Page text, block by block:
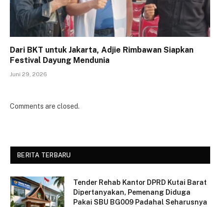
Dari BKT untuk Jakarta, Adjie Rimbawan Siapkan
Festival Dayung Mendunia
Juni 29, 2026
Comments are closed.
BERITA TERBARU
Tender Rehab Kantor DPRD Kutai Barat
Dipertanyakan, Pemenang Diduga
Pakai SBU BG009 Padahal Seharusnya